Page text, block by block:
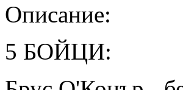
Описание:
5 БОЙЦИ: